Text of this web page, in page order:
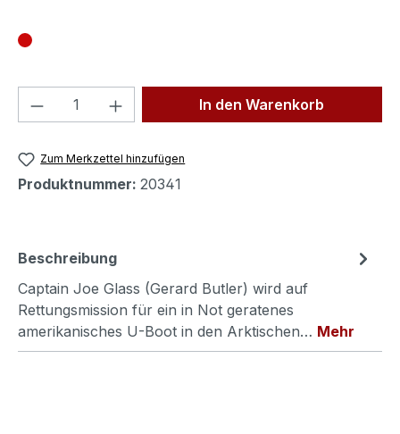
Produkt Anzahl: Gib denIn den Warenkorb
Zum Merkzettel hinzufügen
Produktnummer: 20341
Beschreibung
Captain Joe Glass (Gerard Butler) wird auf
Rettungsmission für ein in Not geratenes
amerikanisches U-Boot in den Arktischen… Mehr